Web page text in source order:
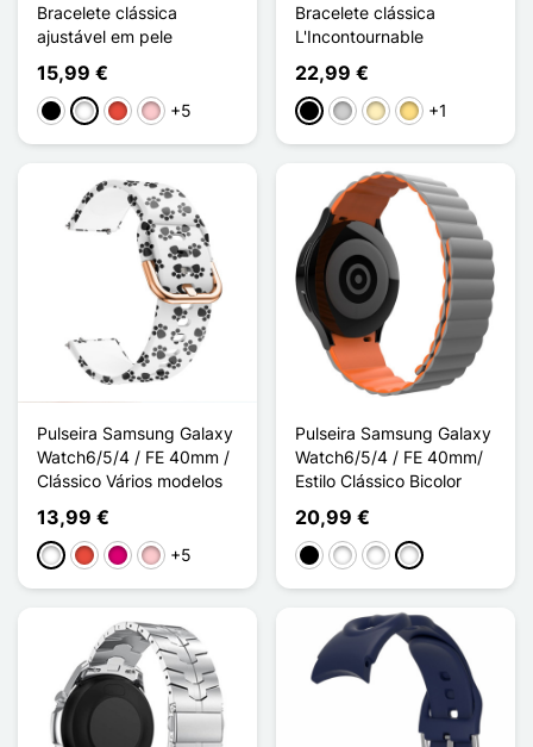
Bracelete clássica
ajustável em pele
15,99 €
PretoBrancoVermelho
Rosa+5
Bracelete clássica
L'Incontournable
22,99 €
PretoPrataOuroOuro / Prata
+1
Pulseira Samsung Galaxy
Watch6/5/4 / FE 40mm /
Clássico Vários modelos
13,99 €
BrancoVermelho
Magenta
Rosa+5
Pulseira Samsung Galaxy
Watch6/5/4 / FE 40mm/
Estilo Clássico Bicolor
20,99 €
PretoNoir/Jaune
Noir/Orange
Gris/Orange